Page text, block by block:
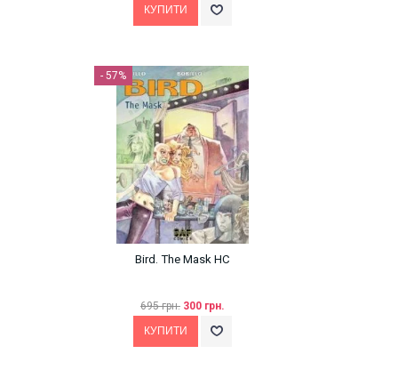
- 57%
Bird. The Mask HC
695 грн. 300 грн.